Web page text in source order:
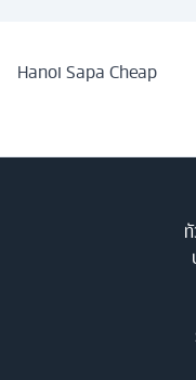
Hanoi Sapa Cheap